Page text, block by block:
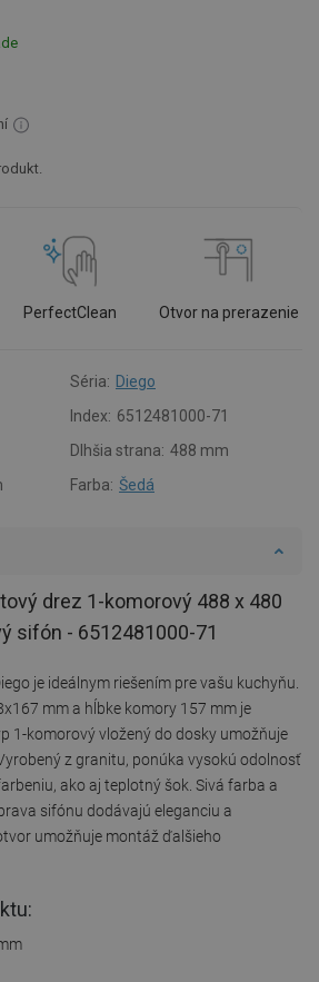
PerfectClean Otvor na prerazenie
Séria: Diego
Index: 6512481000-71
Dlhšia strana: 488 mm
Farba: Šedá
drez 1-komorový 488 x 480
sifón - 6512481000-71
je ideálnym riešením pre vašu kuchyňu.
mm a hĺbke komory 157 mm je
1-komorový vložený do dosky umožňuje
z granitu, ponúka vysokú odolnosť
ako aj teplotný šok. Sivá farba a
sifónu dodávajú eleganciu a
umožňuje montáž ďalšieho